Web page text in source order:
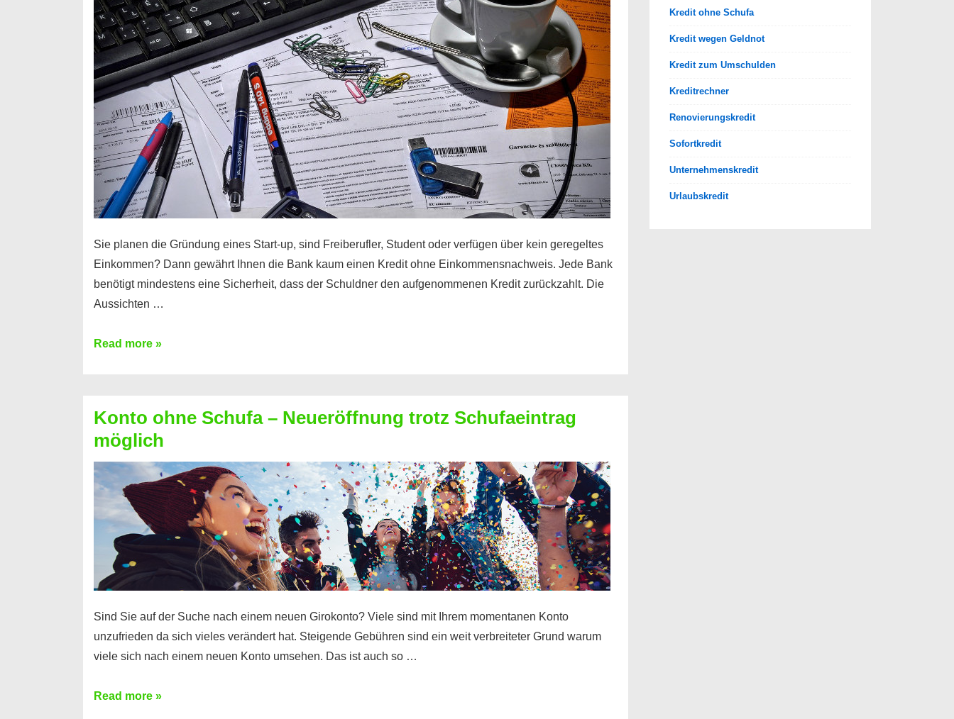
Sie planen die Gründung eines Start-up, sind Freiberufler, Student oder verfügen über kein geregeltes
Einkommen? Dann gewährt Ihnen die Bank kaum einen Kredit ohne Einkommensnachweis. Jede Bank
benötigt mindestens eine Sicherheit, dass der Schuldner den aufgenommenen Kredit zurückzahlt. Die
Aussichten …
Mit
Sie
einen
Kredit
ohne
Einkommensnachweis
Read more »
Konto ohne Schufa – Neueröffnung trotz Schufaeintrag
möglich
Sind Sie auf der Suche nach einem neuen Girokonto? Viele sind mit Ihrem momentanen Konto
unzufrieden da sich vieles verändert hat. Steigende Gebühren sind ein weit verbreiteter Grund warum
viele sich nach einem neuen Konto umsehen. Das ist auch so …
Konto
Read more »
Kredit ohne Schufa
Kredit wegen Geldnot
Kredit zum Umschulden
Kreditrechner
Renovierungskredit
Sofortkredit
Unternehmenskredit
Urlaubskredit